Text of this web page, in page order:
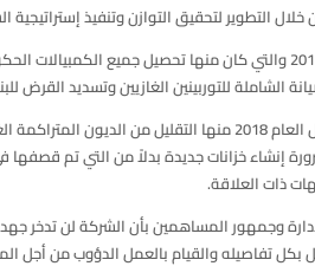
التطوير لتحقيق التوازن وتنفيذ إستراتيجية
كما وعدد سلمان أهم الإنجازات التي قامت بها الشركة خلال العام
وقال أن الشركة بصدد تحقيق مجموعة من الأهداف والتطلعات
ذات العلاقة.
وجمهور المساهمين بأن الشركة لن تدخر
بكل تفاصيله والقيام بالعمل الدؤوب من